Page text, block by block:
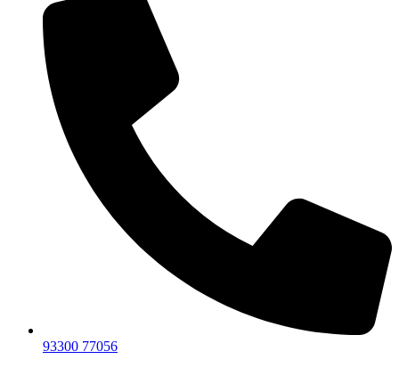
93300 77056